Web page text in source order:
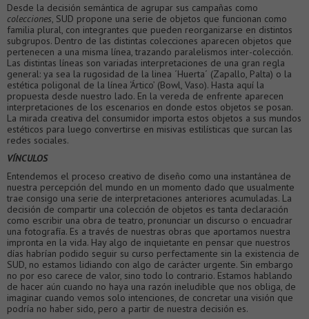
Desde la decisión semántica de agrupar sus campañas como
colecciones, SUD propone una serie de objetos que funcionan como
familia plural, con integrantes que pueden reorganizarse en distintos
subgrupos. Dentro de las distintas colecciones aparecen objetos que
pertenecen a una misma línea, trazando paralelismos inter-colección.
Las distintas líneas son variadas interpretaciones de una gran regla
general: ya sea la rugosidad de la linea ´Huerta´ (Zapallo, Palta) o la
estética poligonal de la línea ‘Ártico’ (Bowl, Vaso). Hasta aquí la
propuesta desde nuestro lado. En la vereda de enfrente aparecen
interpretaciones de los escenarios en donde estos objetos se posan.
La mirada creativa del consumidor importa estos objetos a sus mundos
estéticos para luego convertirse en misivas estilísticas que surcan las
redes sociales.
VÍNCULOS
Entendemos el proceso creativo de diseño como una instantánea de
nuestra percepción del mundo en un momento dado que usualmente
trae consigo una serie de interpretaciones anteriores acumuladas. La
decisión de compartir una colección de objetos es tanta declaración
como escribir una obra de teatro, pronunciar un discurso o encuadrar
una fotografía. Es a través de nuestras obras que aportamos nuestra
impronta en la vida. Hay algo de inquietante en pensar que nuestros
días habrían podido seguir su curso perfectamente sin la existencia de
SUD, no estamos lidiando con algo de carácter urgente. Sin embargo
no por eso carece de valor, sino todo lo contrario. Estamos hablando
de hacer aún cuando no haya una razón ineludible que nos obliga, de
imaginar cuando vemos solo intenciones, de concretar una visión que
podría no haber sido, pero a partir de nuestra decisión es.